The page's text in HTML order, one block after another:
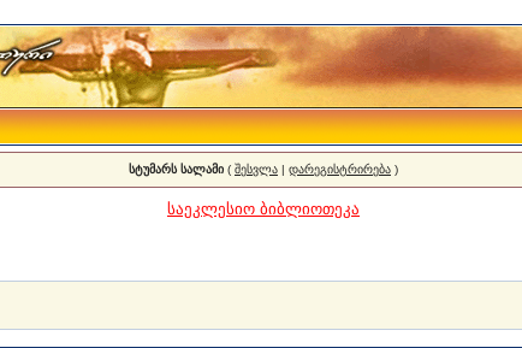
სტუმარს სალამი( შესვლა| დარეგისტრირება)
საეკლესიო ბიბლიოთეკა